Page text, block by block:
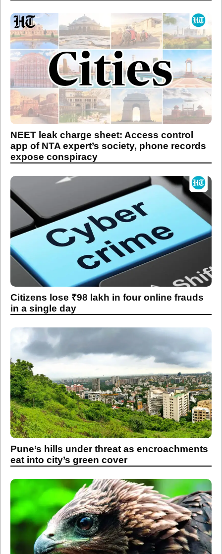
NEET leak charge sheet: Access control
app of NTA expert’s society, phone records
expose conspiracy
Citizens lose ₹98 lakh in four online frauds
in a single day
Pune’s hills under threat as encroachments
eat into city’s green cover